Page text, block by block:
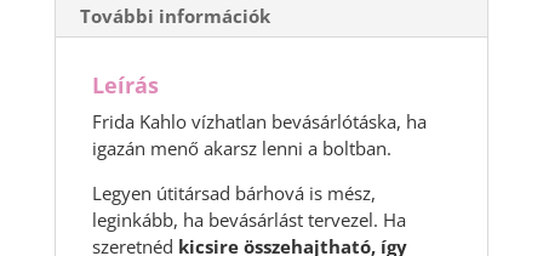
További információk
Leírás
Frida Kahlo vízhatlan bevásárlótáska, ha
igazán menő akarsz lenni a boltban.
Legyen útitársad bárhová is mész,
leginkább, ha bevásárlást tervezel. Ha
szeretnéd kicsire összehajtható, így